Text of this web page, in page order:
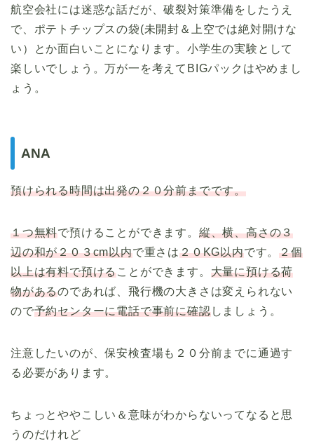
航空会社には迷惑な話だが、破裂対策準備をしたうえ
で、ポテトチップスの袋(未開封＆上空では絶対開けな
い）とか面白いことになります。小学生の実験として
楽しいでしょう。万が一を考えてBIGパックはやめまし
ょう。
ANA
預けられる時間は出発の２０分前までです。
１つ無料で預けることができます。 縦、横、高さの３
辺の和が２０３cm以内で重さは２０KG以内です。２個
以上は有料で預けることができます。 大量に預ける荷
物があるのであれば、飛行機の大きさは変えられない
ので予約センターに電話で事前に確認しましょう。
注意したいのが、保安検査場も２０分前までに通過す
る必要があります。
ちょっとややこしい＆意味がわからないってなると思
うのだけれど